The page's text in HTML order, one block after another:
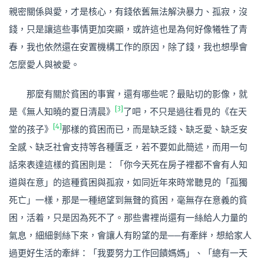
親密關係與愛，才是核心，有錢依舊無法解決暴力、孤寂，沒
錢，只是讓這些事情更加突顯，或許這也是為何好像犧牲了青
春，我也依然還在安置機構工作的原因，除了錢，我也想學會
怎麼愛人與被愛。
那麼有關於貧困的事實，還有哪些呢？最貼切的影像，就
是《無人知曉的夏日清晨》
[3] 了吧，不只是過往看見的《在天
堂的孩子》
[4] 那樣的貧困而已，而是缺乏錢、缺乏愛、缺乏安
全感、缺乏社會支持等各種匱乏，若不要如此簡述，而用一句
話來表達這樣的貧困則是：「你今天死在房子裡都不會有人知
道與在意」的這種貧困與孤寂，如同近年來時常聽見的「孤獨
死亡」一樣，那是一種絕望到無聲的貧困，毫無存在意義的貧
困，活着，只是因為死不了。那些書裡尚還有一絲給人力量的
氣息，細細剝絲下來，會讓人有盼望的是──有牽絆，想給家人
過更好生活的牽絆：「我要努力工作回饋媽媽」、「總有一天